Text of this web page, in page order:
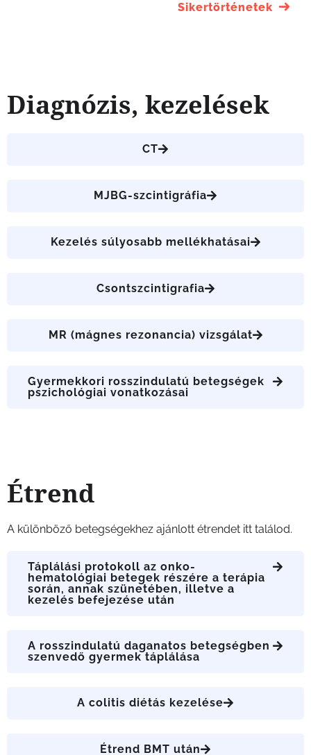
Sikertörténetek
Diagnózis, kezelések
CT
MJBG-szcintigráfia
Kezelés súlyosabb mellékhatásai
Csontszcintigrafia
MR (mágnes rezonancia) vizsgálat
Gyermekkori rosszindulatú betegségek
pszichológiai vonatkozásai
Étrend
A különböző betegségekhez ajánlott étrendet itt találod.
Táplálási protokoll az onko-
hematológiai betegek részére a terápia
során, annak szünetében, illetve a
kezelés befejezése után
A rosszindulatú daganatos betegségben
szenvedő gyermek táplálása
A colitis diétás kezelése
Étrend BMT után